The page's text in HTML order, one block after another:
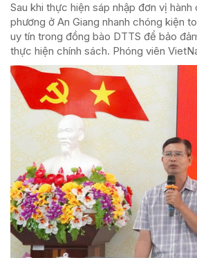
Sau khi thực hiện sáp nhập đơn vị
phương ở An Giang nhanh chóng kiện
uy tín trong đồng bào DTTS để bảo
thực hiện chính sách. Phóng viên